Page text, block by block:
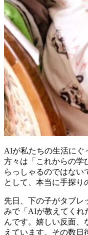
AIが私たちの生活にぐ
方々は「これからの学
らっしゃるのではない
として、本当に手探り
先日、下の子がタブレ
みで「AIが教えてくれ
んです。嬉しい反面、
えています。その数日